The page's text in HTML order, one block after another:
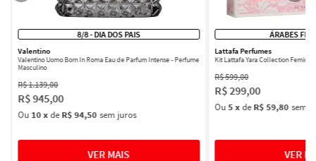
8/8 - DIA DOS PAIS
Valentino
Valentino Uomo Born In Roma Eau de Parfum Intense - Perfume
Masculino
R$1.139,00
R$945,00
Ou 10xdeR$ 94,50 sem juros
ÁRABES
Lattafa Perfumes
Kit Lattafa Yara Collection
R$599,00
R$299,00
Ou5xdeR$ 59,80 sem